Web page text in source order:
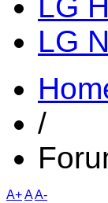
LG
LG
/
A+AA-